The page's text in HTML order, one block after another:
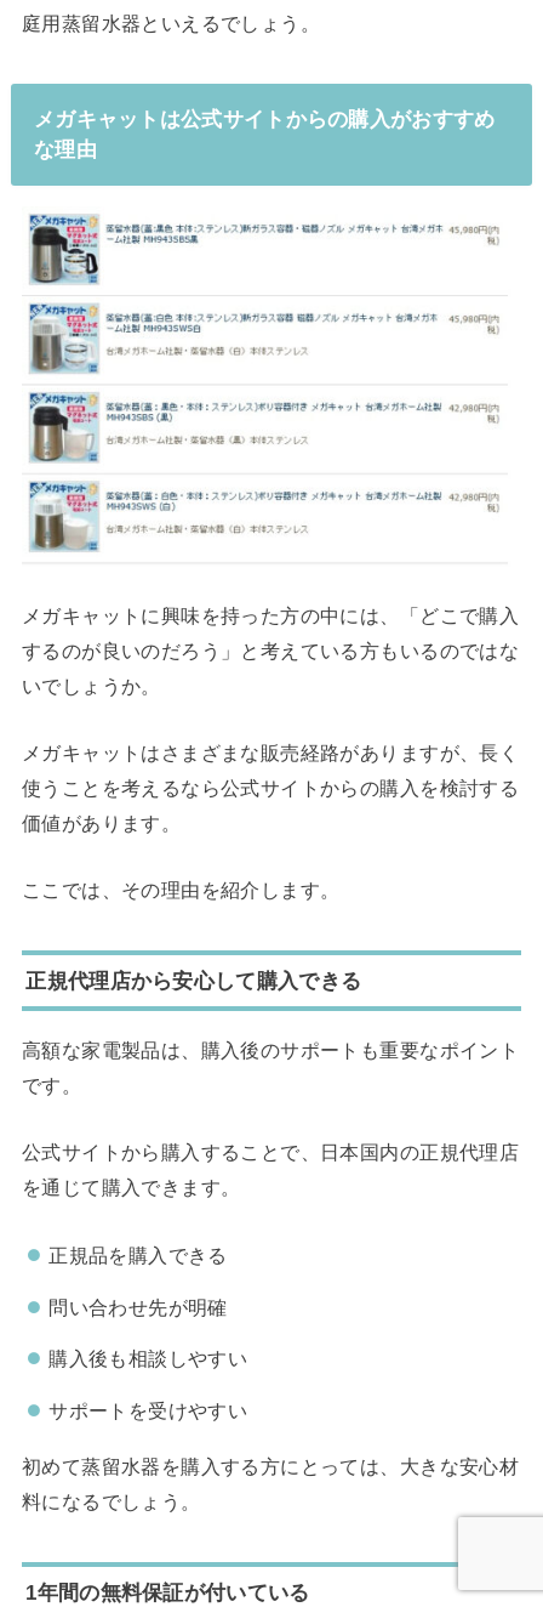
庭用蒸留水器といえるでしょう。
メガキャットは公式サイトからの購入がおすすめ
な理由
メガキャットに興味を持った方の中には、「どこで購入
するのが良いのだろう」と考えている方もいるのではな
いでしょうか。
メガキャットはさまざまな販売経路がありますが、長く
使うことを考えるなら公式サイトからの購入を検討する
価値があります。
ここでは、その理由を紹介します。
正規代理店から安心して購入できる
高額な家電製品は、購入後のサポートも重要なポイント
です。
公式サイトから購入することで、日本国内の正規代理店
を通じて購入できます。
正規品を購入できる
問い合わせ先が明確
購入後も相談しやすい
サポートを受けやすい
初めて蒸留水器を購入する方にとっては、大きな安心材
料になるでしょう。
1年間の無料保証が付いている